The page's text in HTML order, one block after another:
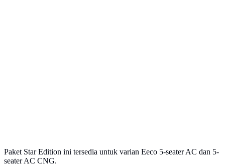
Paket Star Edition ini tersedia untuk varian Eeco 5-seater AC dan 5-
seater AC CNG.